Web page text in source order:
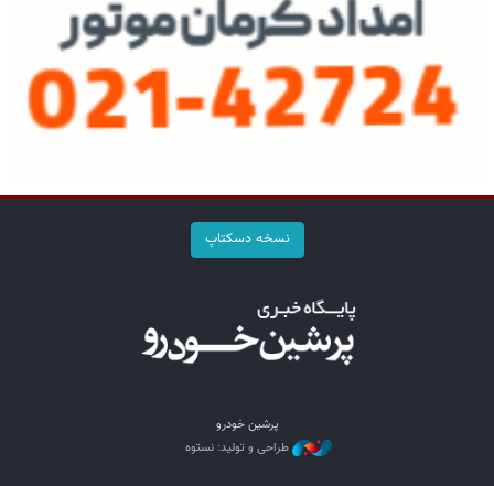
نسخه دسکتاپ
پرشین خودرو
طراحی و تولید: نستوه